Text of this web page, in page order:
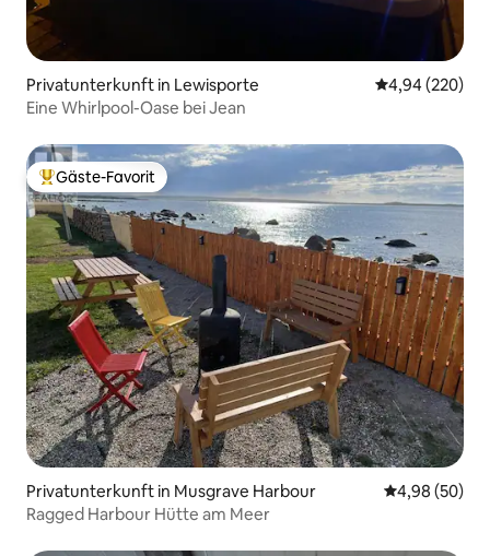
Privatunterkunft in Lewisporte
4,94 (220)
Eine Whirlpool-Oase bei Jean
Beliebter Gäste-Favorit.
Gäste-Favorit
Privatunterkunft in Musgrave Harbour
4,98 (50)
Ragged Harbour Hütte am Meer